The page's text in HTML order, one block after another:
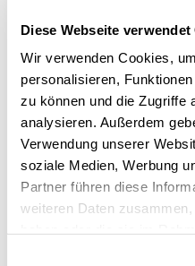
Diese Webseite verwendet
Wir verwenden Cookies,
personalisieren,
zu können und die Zugriffe
analysieren. Außerdem
Verwendung unserer
soziale Medien, Werbung
Partner führen diese
weiteren Daten
Stillness & Purity
Medium Tumbler
CHF 24.90